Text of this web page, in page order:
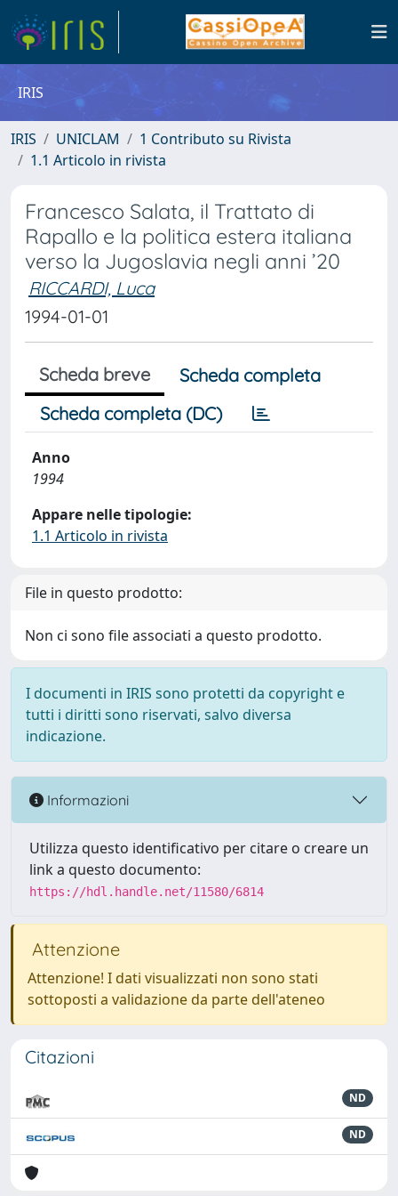
IRIS
IRIS UNICLAM
1 Contributo su Rivista
1.1 Articolo in rivista
Francesco Salata, il Trattato di
Rapallo e la politica estera italiana
verso la Jugoslavia negli anni ’20
RICCARDI, Luca
1994-01-01
Scheda breve
Scheda completa
Scheda completa (DC)
Anno
1994
Appare nelle tipologie:
1.1 Articolo in rivista
File in questo prodotto:
Non ci sono file associati a questo prodotto.
I documenti in IRIS sono protetti da copyright e
tutti i diritti sono riservati, salvo diversa
indicazione.
Informazioni
Utilizza questo identificativo per citare o creare un
link a questo documento:
https://hdl.handle.net/11580/6814
Attenzione
Attenzione! I dati visualizzati non sono stati
sottoposti a validazione da parte dell'ateneo
Citazioni
ND
ND